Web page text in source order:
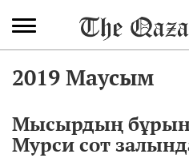
2019 Маусым
Мысырдың
Мурси сот